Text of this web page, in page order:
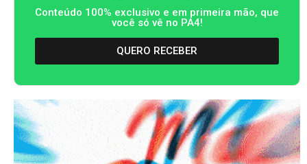
Conteúdo 100% exclusivo e em primeira mão, que
você só vê no PA4!
QUERO RECEBER